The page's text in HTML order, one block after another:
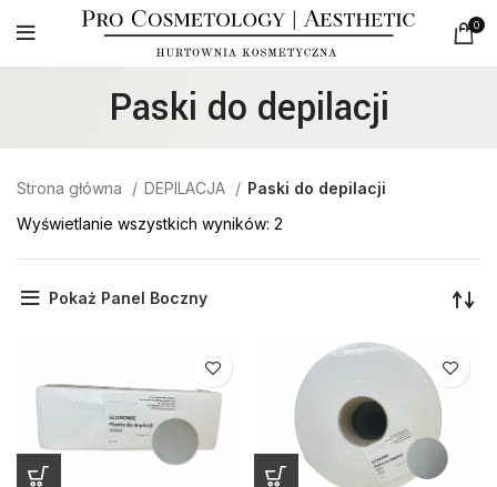
0
Paski do depilacji
Strona główna DEPILACJA
Paski do depilacji
Wyświetlanie wszystkich wyników: 2
Pokaż Panel Boczny